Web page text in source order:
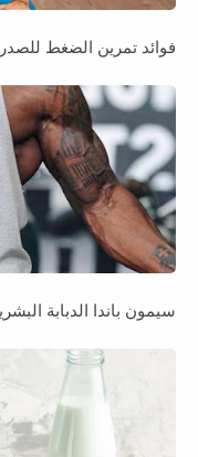
فوائد تمرين الضغط
سيمون باندا الدبابة